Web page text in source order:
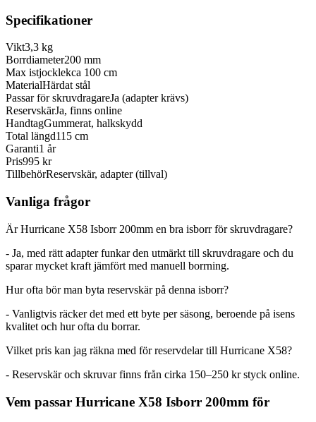
Specifikationer
Vikt3,3 kg
Borrdiameter200 mm
Max istjocklekca 100 cm
MaterialHärdat stål
Passar för skruvdragareJa (adapter krävs)
ReservskärJa, finns online
HandtagGummerat, halkskydd
Total längd115 cm
Garanti1 år
Pris995 kr
TillbehörReservskär, adapter (tillval)
Vanliga frågor
Är Hurricane X58 Isborr 200mm en bra isborr för skruvdragare?
- Ja, med rätt adapter funkar den utmärkt till skruvdragare och du
sparar mycket kraft jämfört med manuell borrning.
Hur ofta bör man byta reservskär på denna isborr?
- Vanligtvis räcker det med ett byte per säsong, beroende på isens
kvalitet och hur ofta du borrar.
Vilket pris kan jag räkna med för reservdelar till Hurricane X58?
- Reservskär och skruvar finns från cirka 150–250 kr styck online.
Vem passar Hurricane X58 Isborr 200mm för